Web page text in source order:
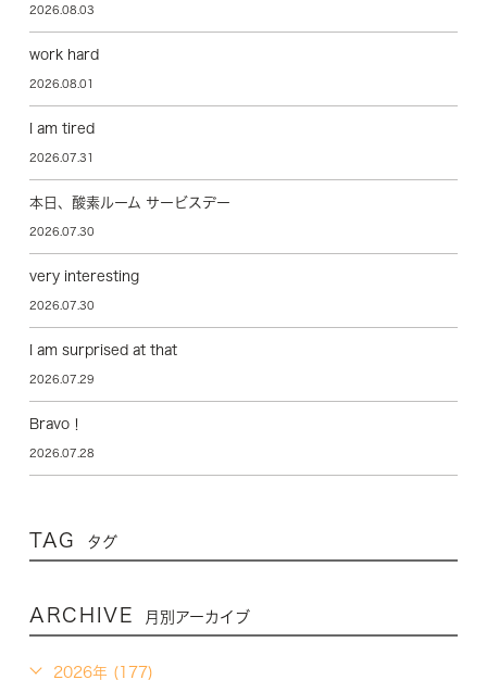
2026.08.03
work hard
2026.08.01
I am tired
2026.07.31
本日、酸素ルーム サービスデー
2026.07.30
very interesting
2026.07.30
I am surprised at that
2026.07.29
Bravo！
2026.07.28
TAG タグ
ARCHIVE 月別アーカイブ
2026年 (177)